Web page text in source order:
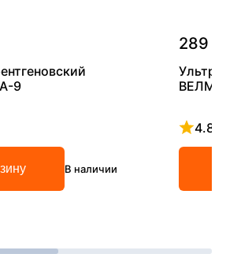
9
В наличии
289
4.8